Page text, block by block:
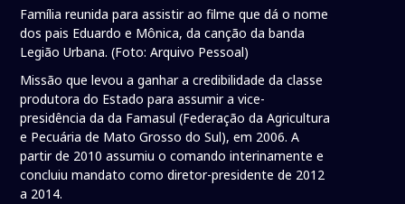
Família reunida para assistir ao filme que dá o nome
dos pais Eduardo e Mônica, da canção da banda
Legião Urbana. (Foto: Arquivo Pessoal)
Missão que levou a ganhar a credibilidade da classe
produtora do Estado para assumir a vice-
presidência da da Famasul (Federação da Agricultura
e Pecuária de Mato Grosso do Sul), em 2006. A
partir de 2010 assumiu o comando interinamente e
concluiu mandato como diretor-presidente de 2012
a 2014.